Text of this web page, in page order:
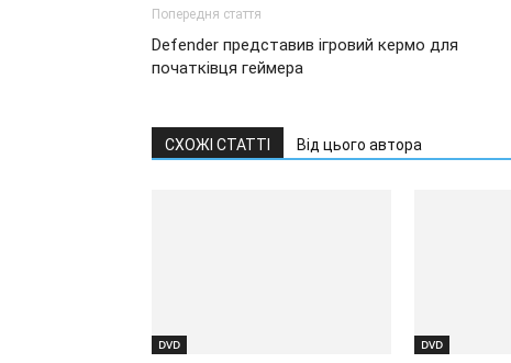
Попередня стаття
Defender представив ігровий кермо для
початківця геймера
СХОЖІ СТАТТІ Від цього автора
DVD DVD